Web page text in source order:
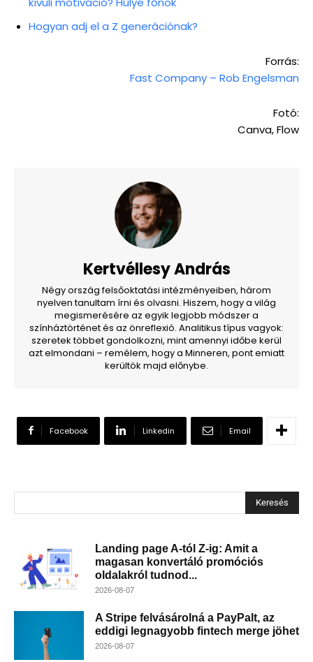
Hogyan adj el a Z generációnak?
Forrás:
Fast Company – Rob Engelsman
Fotó:
Canva, Flow
Kertvéllesy András
Négy ország felsőoktatási intézményeiben, három
nyelven tanultam írni és olvasni. Hiszem, hogy a világ
megismerésére az egyik legjobb módszer a
színháztörténet és az önreflexió. Analitikus típus vagyok:
szeretek többet gondolkozni, mint amennyi időbe kerül
azt elmondani – remélem, hogy a Minneren, pont emiatt
kerültök majd előnybe.
Facebook Linkedin Email
Keresés
Landing page A-tól Z-ig: Amit a
magasan konvertáló promóciós
oldalakról tudnod...
2026-08-07
A Stripe felvásárolná a PayPalt, az
eddigi legnagyobb fintech merge jöhet
2026-08-07